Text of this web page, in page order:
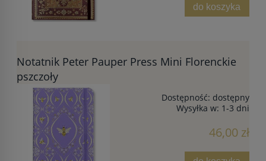
do koszyka
Notatnik Peter Pauper Press Mini Florenckie
pszczoły
Dostępność: dostępny
Wysyłka w: 1-3 dni
46,00 zł